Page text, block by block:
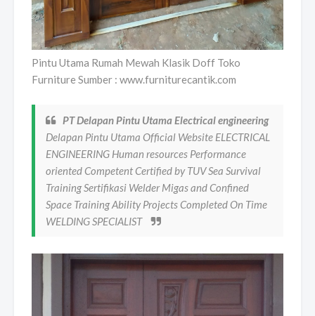
Pintu Utama Rumah Mewah Klasik Doff Toko
Furniture Sumber : www.furniturecantik.com
PT Delapan Pintu Utama Electrical engineering
Delapan Pintu Utama Official Website ELECTRICAL
ENGINEERING Human resources Performance
oriented Competent Certified by TUV Sea Survival
Training Sertifikasi Welder Migas and Confined
Space Training Ability Projects Completed On Time
WELDING SPECIALIST